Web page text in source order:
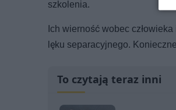
szkolenia.
Ich wierność wobec
lęku separacyjnego.
To czytają teraz inni